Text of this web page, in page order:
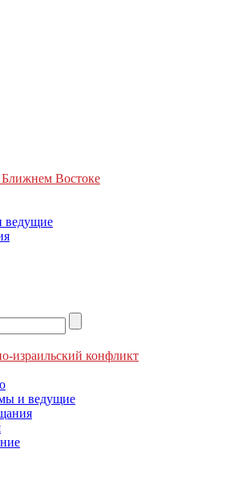
Востоке
ведущие
израильский конфликт
и ведущие